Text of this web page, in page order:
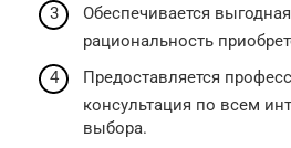
Обеспечивается
рациональность
Предоставляется
консультация по всем
выбора.